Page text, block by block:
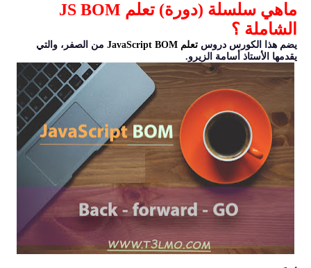
ماهي سلسلة (دورة) تعلم JS BOM
الشاملة ؟
يضم هذا الكورس دروس تعلم JavaScript BOM
من الصفر، والتي
يقدمها الأستاذ أسامة الزيرو.